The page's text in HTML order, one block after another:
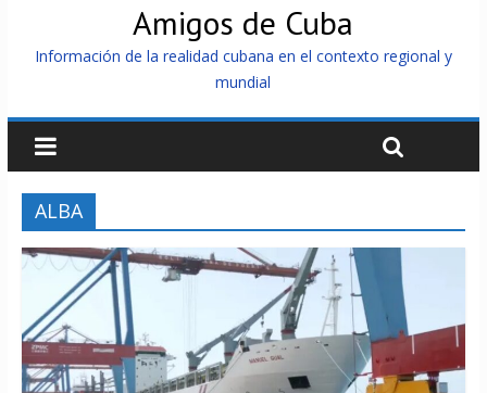
Amigos de Cuba
Información de la realidad cubana en el contexto regional y
mundial
ALBA